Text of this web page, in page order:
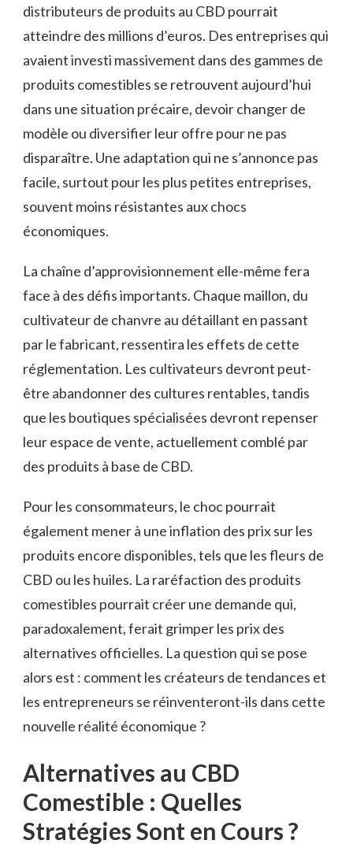
distributeurs de produits au CBD pourrait
atteindre des millions d’euros. Des entreprises qui
avaient investi massivement dans des gammes de
produits comestibles se retrouvent aujourd’hui
dans une situation précaire, devoir changer de
modèle ou diversifier leur offre pour ne pas
disparaître. Une adaptation qui ne s’annonce pas
facile, surtout pour les plus petites entreprises,
souvent moins résistantes aux chocs
économiques.
La chaîne d’approvisionnement elle-même fera
face à des défis importants. Chaque maillon, du
cultivateur de chanvre au détaillant en passant
par le fabricant, ressentira les effets de cette
réglementation. Les cultivateurs devront peut-
être abandonner des cultures rentables, tandis
que les boutiques spécialisées devront repenser
leur espace de vente, actuellement comblé par
des produits à base de CBD.
Pour les consommateurs, le choc pourrait
également mener à une inflation des prix sur les
produits encore disponibles, tels que les fleurs de
CBD ou les huiles. La raréfaction des produits
comestibles pourrait créer une demande qui,
paradoxalement, ferait grimper les prix des
alternatives officielles. La question qui se pose
alors est : comment les créateurs de tendances et
les entrepreneurs se réinventeront-ils dans cette
nouvelle réalité économique ?
Alternatives au CBD
Comestible : Quelles
Stratégies Sont en Cours ?